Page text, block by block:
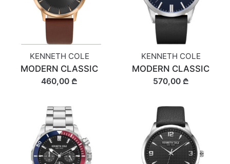
KENNETH COLE
MODERN CLASSIC
460,00 ₾
KENNETH COLE
MODERN CLASSIC
570,00 ₾